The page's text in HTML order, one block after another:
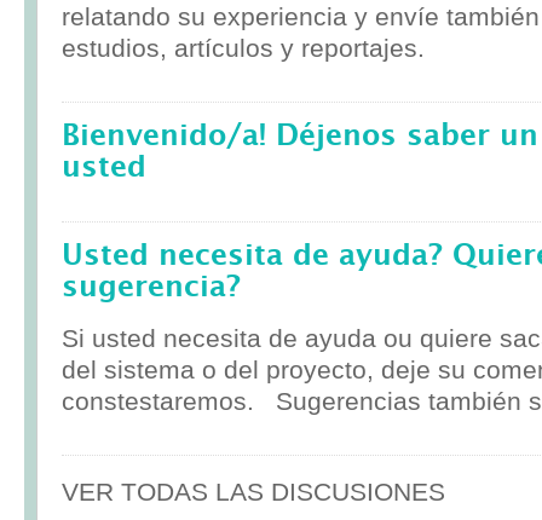
relatando su experiencia y envíe
estudios, artículos y reportajes.
Bienvenido/a! Déjenos saber
usted
Usted necesita de ayuda?
sugerencia?
Si usted necesita de ayuda ou quiere
del sistema o del proyecto, deje su
constestaremos. Sugerencias también
VER TODAS LAS DISCUSIONES